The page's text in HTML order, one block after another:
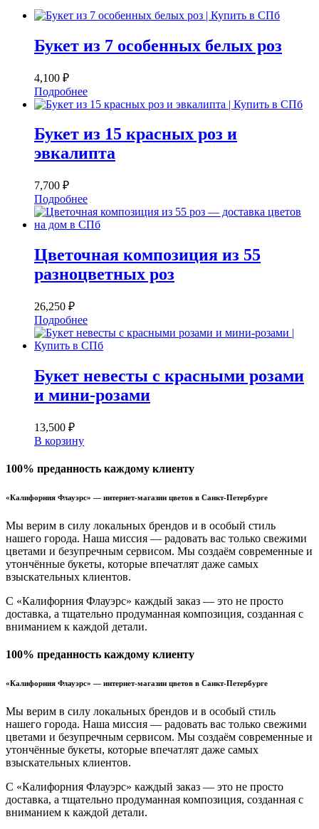
Букет из 7 особенных белых роз
4,100 ₽
Подробнее
Букет из 15 красных роз и
эвкалипта
7,700 ₽
Подробнее
Цветочная композиция из 55
разноцветных роз
26,250 ₽
Подробнее
Букет невесты с красными розами
и мини-розами
13,500 ₽
В корзину
100% преданность каждому клиенту
«Калифорния Флауэрс» — интернет-магазин цветов в Санкт-Петербурге
Мы верим в силу локальных брендов и в особый стиль
нашего города. Наша миссия — радовать вас только свежими
цветами и безупречным сервисом. Мы создаём современные и
утончённые букеты, которые впечатлят даже самых
взыскательных клиентов.
С «Калифорния Флауэрс» каждый заказ — это не просто
доставка, а тщательно продуманная композиция, созданная с
вниманием к каждой детали.
100% преданность каждому клиенту
«Калифорния Флауэрс» — интернет-магазин цветов в Санкт-Петербурге
Мы верим в силу локальных брендов и в особый стиль
нашего города. Наша миссия — радовать вас только свежими
цветами и безупречным сервисом. Мы создаём современные и
утончённые букеты, которые впечатлят даже самых
взыскательных клиентов.
С «Калифорния Флауэрс» каждый заказ — это не просто
доставка, а тщательно продуманная композиция, созданная с
вниманием к каждой детали.